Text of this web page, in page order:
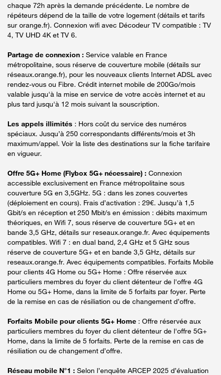
chaque 72h après la demande précédente. Le nombre de
répéteurs dépend de la taille de votre logement (détails et tarifs
sur orange.fr). Connexion wifi avec Décodeur TV compatible : TV
4, TV UHD 4K et TV 6.
Partage de connexion : Service valable en France
métropolitaine, sous réserve de couverture mobile (détails sur
réseaux.orange.fr), pour les nouveaux clients Internet ADSL avec
rendez-vous ou Fibre. Crédit internet mobile de 200Go/mois
valable jusqu'à la mise en service de votre accès internet et au
plus tard jusqu'à 12 mois suivant la souscription.
Les appels illimités : Hors coût du service des numéros
spéciaux. Jusqu’à 250 correspondants différents/mois et 3h
maximum/appel. Voir la liste des destinations sur la fiche tarifaire
en vigueur.
Offre 5G+ Home (Flybox 5G+ nécessaire) : Connexion
accessible exclusivement en France métropolitaine sous
couverture 5G en 3,5GHz. 5G : dans les zones couvertes
(déploiement en cours). Frais d’activation : 29€. Jusqu’à 1,5
Gbit/s en réception et 250 Mbit/s en émission : débits maximum
théoriques, en Wifi 7, sous réserve de couverture 5G+ et en
bande 3,5 GHz, détails sur reseaux.orange.fr. Avec équipements
compatibles. Wifi 7 : en dual band, 2,4 GHz et 5 GHz sous
réserve de couverture 5G+ et en bande 3,5 GHz, détails sur
reseaux.orange.fr. Avec équipements compatibles. Forfaits Mobile
pour clients 4G Home ou 5G+ Home : Offre réservée aux
particuliers membres du foyer du client détenteur de l'offre 4G
Home ou 5G+ Home, dans la limite de 5 forfaits par foyer. Perte
de la remise en cas de résiliation ou de changement d’offre.
Forfaits Mobile pour clients 5G+ Home : Offre réservée aux
particuliers membres du foyer du client détenteur de l'offre 5G+
Home, dans la limite de 5 forfaits. Perte de la remise en cas de
résiliation ou de changement d’offre.
Réseau mobile N°1 : Selon l’enquête ARCEP 2025 d’évaluation